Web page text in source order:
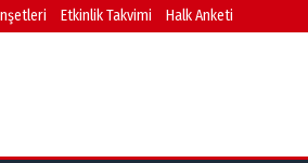
Etkinlik Takvimi Halk Anketi